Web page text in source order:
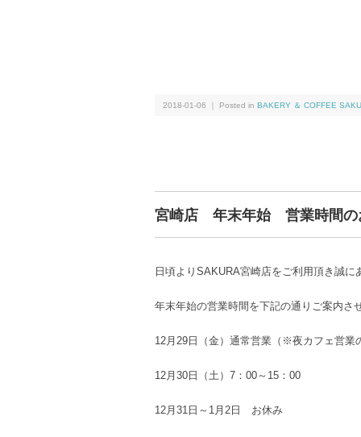
2018-01-06 ｜ Posted in BAKERY ＆ COFFEE
宮崎店 年末年始 営業時間の
日頃よりSAKURA宮崎店をご利用頂き誠に
年末年始の営業時間を下記の通りご案内さ
12月29日（金）通常営業（※夜カフェ営業
12月30日（土）7：00～15：00
12月31日～1月2日 お休み